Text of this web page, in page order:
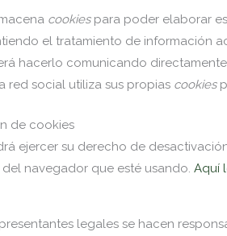
cookiespara poder elaborar
el tratamiento de información
hacerlo comunicando
red social utiliza sus propias cookies
de cookies
ejercer su derecho de
navegador que esté usando.Aquí
legales se hacen